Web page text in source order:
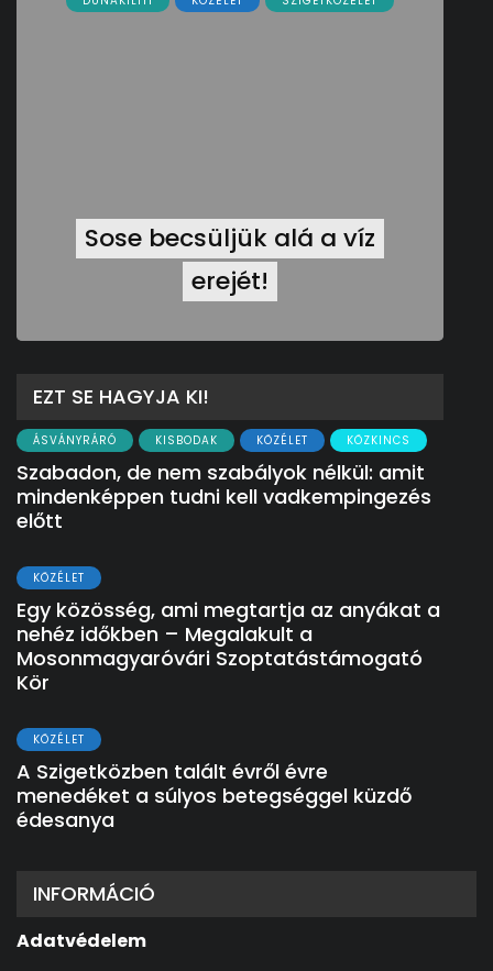
Sose becsüljük alá a víz
erejét!
EZT SE HAGYJA KI!
ÁSVÁNYRÁRÓ KISBODAK KÖZÉLET KÖZKINCS
Szabadon, de nem szabályok nélkül: amit
mindenképpen tudni kell vadkempingezés
előtt
KÖZÉLET
Egy közösség, ami megtartja az anyákat a
nehéz időkben – Megalakult a
Mosonmagyaróvári Szoptatástámogató
Kör
KÖZÉLET
A Szigetközben talált évről évre
menedéket a súlyos betegséggel küzdő
édesanya
INFORMÁCIÓ
Adatvédelem